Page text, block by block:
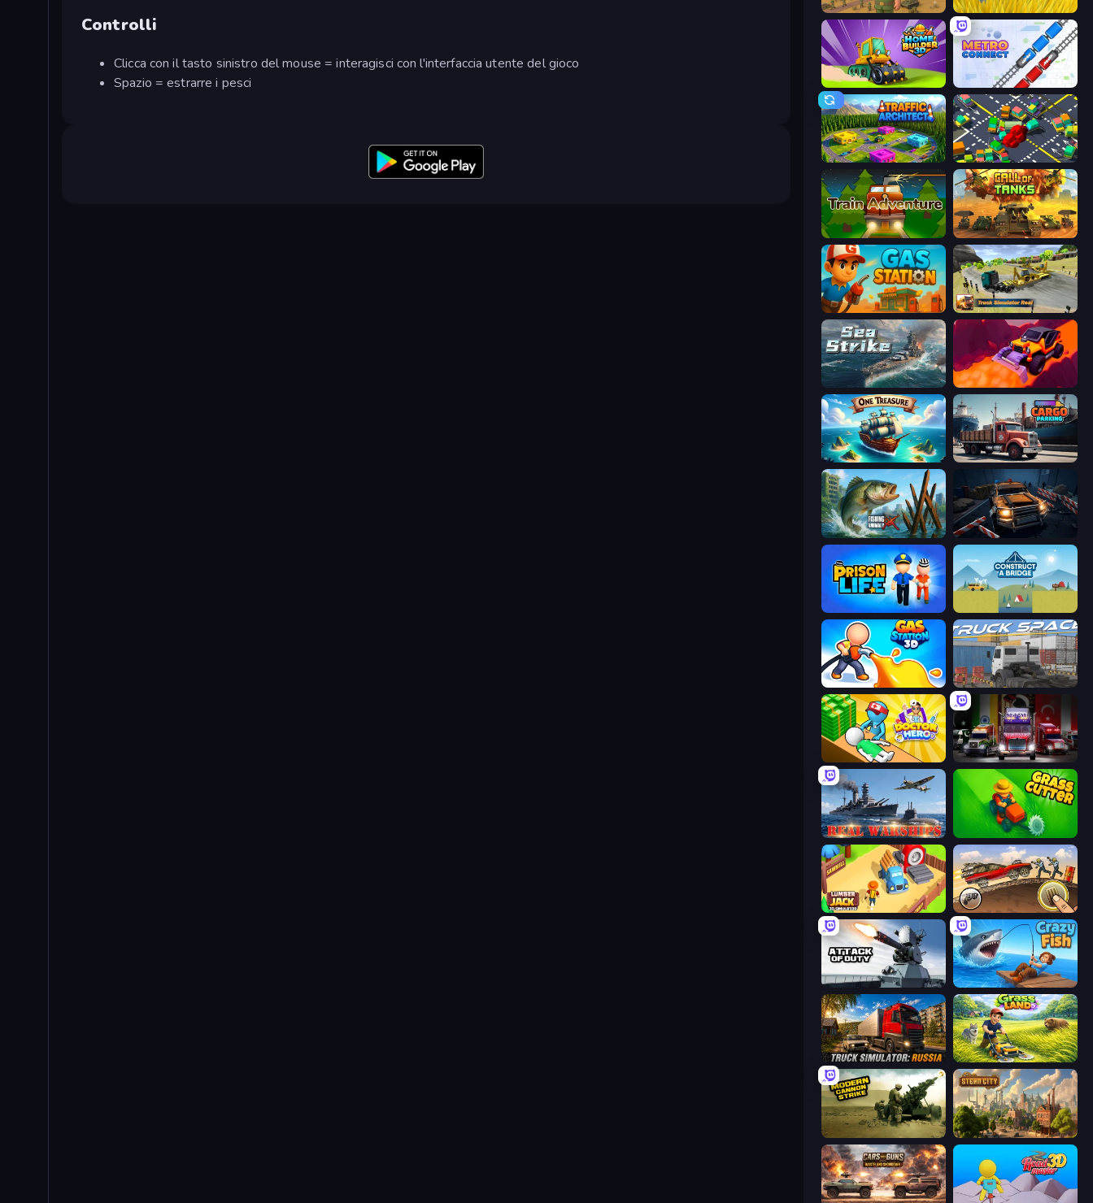
Controlli
Clicca con il tasto sinistro del mouse = interagisci con l'interfaccia utente del gioco
Spazio = estrarre i pesci
Army Base Of America Harvesting Season
Home Builder 3D Metro Connect
Traffic Architect Slightly Annoying Traffic
Train Adventure Call of Tanks
Gas Station Truck Simulator Real
Sea Strike Sand King
One Treasure Cargo Truck Parking
Fishing Anomaly Cars vs Zombies
Prison Life Construct a Bridge
Gas Station 3D Truck Space
Doctor Hero Big Euro Truck Driving
Real Warships
Lumberjack 3D Simulator Earn to Die: Zombie Ride
Attack of Duty Crazy Fish
Truck Simulator: Russia Grass Land
Modern Cannon Strike Steam City